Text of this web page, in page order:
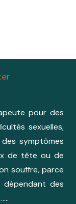
pour des
sexuelles,
symptômes
de tête ou de
souffre, parce
dépendant des